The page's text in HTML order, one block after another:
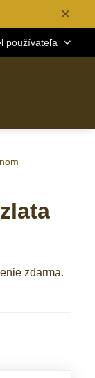
✕
používateľa
zdarma.